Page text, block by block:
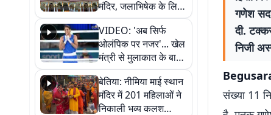
मंदिर, जलाभिषेक के लिए
लगी लंबी कतारें
VIDEO: 'अब सिर्फ
ओलंपिक पर नजर'... खेल
मंत्री से मुलाकात के बाद
जैसमीन लंबोरिया का बड़ा
बयान
बेतिया: नीमिया माई स्थान
मंदिर में 201 महिलाओं ने
निकाली भव्य कलश
गणेश
दी.
निजी
संख्या 11